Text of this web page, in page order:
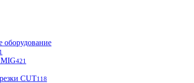
оборудование
421
CUT118